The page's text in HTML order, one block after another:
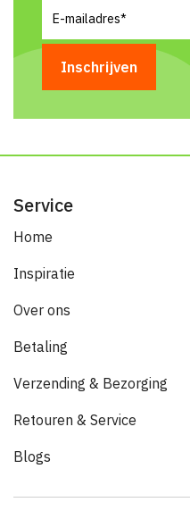
mailadres(Vereist)
Service
Home
Inspiratie
Over ons
Betaling
Verzending & Bezorging
Retouren & Service
Blogs